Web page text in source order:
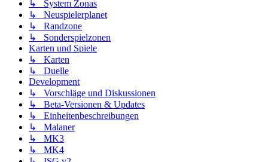
↳ System Zonas
↳ Neuspielerplanet
↳ Randzone
↳ Sonderspielzonen
Karten und Spiele
↳ Karten
↳ Duelle
Development
↳ Vorschläge und Diskussionen
↳ Beta-Versionen & Updates
↳ Einheitenbeschreibungen
↳ Malaner
↳ MK3
↳ MK4